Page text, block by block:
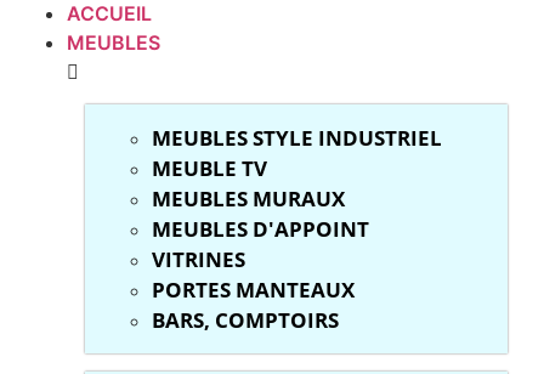
ACCUEIL
MEUBLES
MEUBLES STYLE INDUSTRIEL
MEUBLE TV
MEUBLES MURAUX
MEUBLES D'APPOINT
VITRINES
PORTES MANTEAUX
BARS, COMPTOIRS